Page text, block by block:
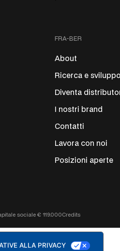
FRA-BER
About
Ricerca e sviluppo
Diventa
I nostri brand
Contatti
Lavora con noi
Posizioni aperte
sociale € 119.000Credits
ALLA PRIVACY